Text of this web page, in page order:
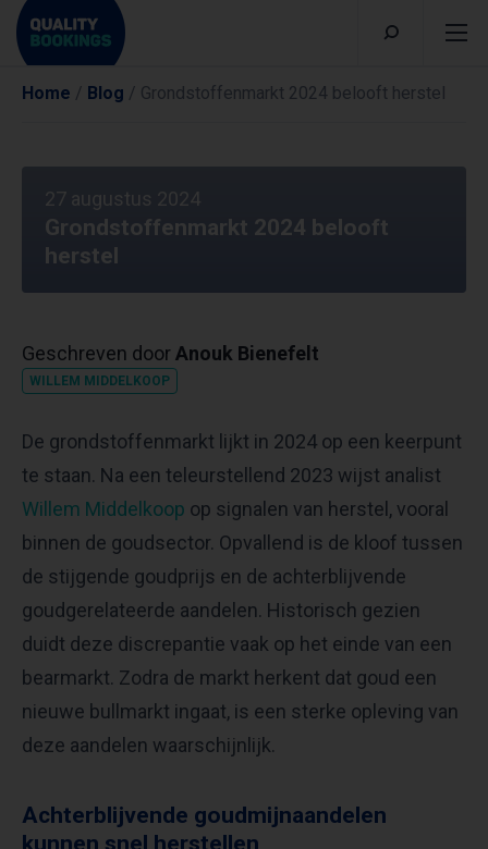
Home / Blog / Grondstoffenmarkt 2024 belooft herstel
27 augustus 2024
Grondstoffenmarkt 2024 belooft
herstel
Geschreven door Anouk Bienefelt
WILLEM MIDDELKOOP
De grondstoffenmarkt lijkt in 2024 op een keerpunt
te staan. Na een teleurstellend 2023 wijst analist
Willem Middelkoop op signalen van herstel, vooral
binnen de goudsector. Opvallend is de kloof tussen
de stijgende goudprijs en de achterblijvende
goudgerelateerde aandelen. Historisch gezien
duidt deze discrepantie vaak op het einde van een
bearmarkt. Zodra de markt herkent dat goud een
nieuwe bullmarkt ingaat, is een sterke opleving van
deze aandelen waarschijnlijk.
Achterblijvende goudmijnaandelen